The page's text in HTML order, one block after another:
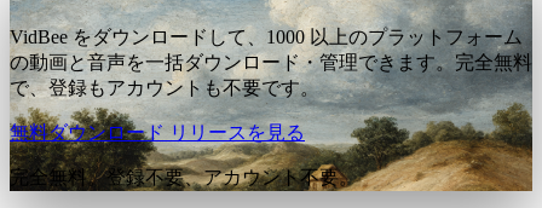
VidBee をダウンロードして、1000 以上のプラットフォーム
の動画と音声を一括ダウンロード・管理できます。完全無料
で、登録もアカウントも不要です。
無料ダウンロード リリースを見る
完全無料。登録不要、アカウント不要。